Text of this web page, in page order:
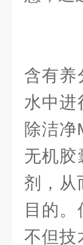
含有养
水中进
除洁净
无机胶
剂，从
目的
不但技